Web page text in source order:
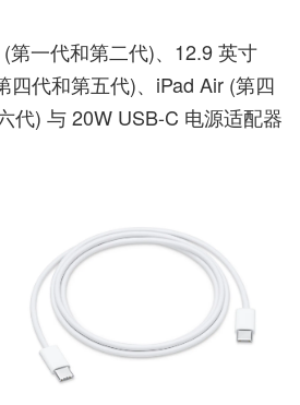
第一代和第二代)、12.9 英寸
四代和第五代)、iPad Air (第四
代) 与 20W USB-C 电源适配器